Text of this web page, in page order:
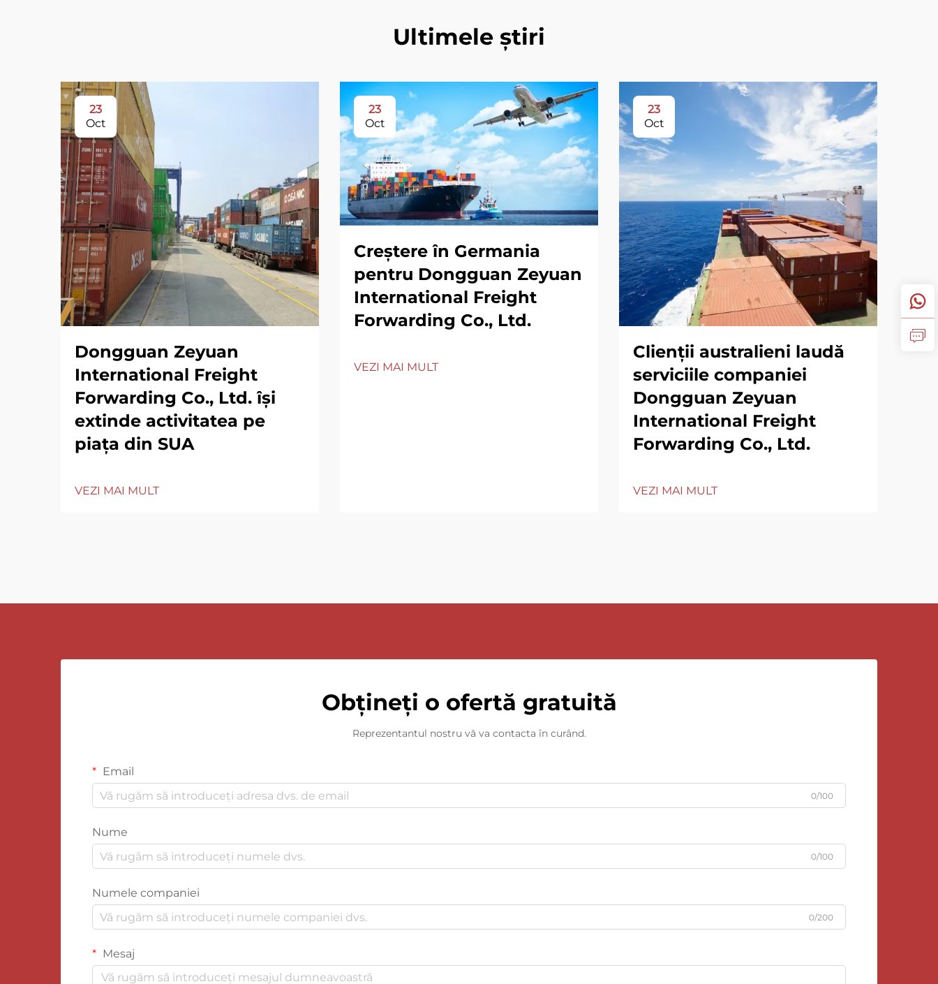
Ultimele știri
23
Oct
Dongguan Zeyuan
International Freight
Forwarding Co., Ltd. își
extinde activitatea pe
piața din SUA
VEZI MAI MULT
23
Oct
Creștere în Germania
pentru Dongguan Zeyuan
International Freight
Forwarding Co., Ltd.
VEZI MAI MULT
23
Oct
Clienții australieni laudă
serviciile companiei
Dongguan Zeyuan
International Freight
Forwarding Co., Ltd.
VEZI MAI MULT
Obțineți o ofertă gratuită
Reprezentantul nostru vă va contacta în curând.
Email
0/100
Nume
0/100
Numele companiei
0/200
Mesaj